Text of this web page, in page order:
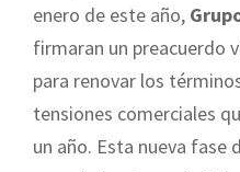
enero de este año,
firmaran un preacuerdo
para renovar los
tensiones comerciales
un año. Esta nueva fase